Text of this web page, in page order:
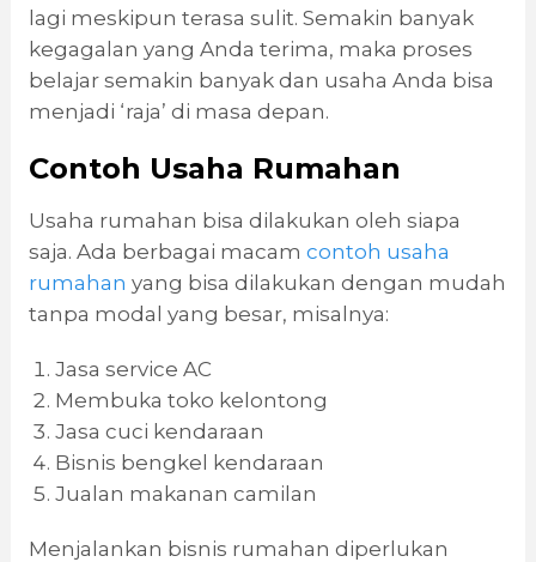
lagi meskipun terasa sulit. Semakin banyak
kegagalan yang Anda terima, maka proses
belajar semakin banyak dan usaha Anda bisa
menjadi ‘raja’ di masa depan.
Contoh Usaha Rumahan
Usaha rumahan bisa dilakukan oleh siapa
saja. Ada berbagai macam contoh usaha
rumahan yang bisa dilakukan dengan mudah
tanpa modal yang besar, misalnya:
Jasa service AC
Membuka toko kelontong
Jasa cuci kendaraan
Bisnis bengkel kendaraan
Jualan makanan camilan
Menjalankan bisnis rumahan diperlukan